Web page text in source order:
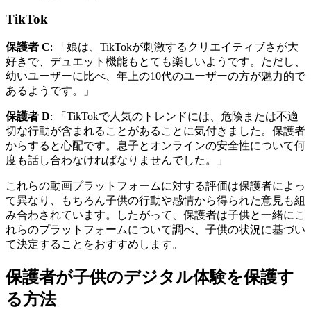
TikTok
保護者 C: 「娘は、TikTokが刺激するクリエイティブさが大
好きで、デュエット機能もとても楽しいようです。ただし、
幼いユーザーに比べ、年上の10代のユーザーの方が魅力的で
あるようです。」
保護者 D: 「TikTokで人気のトレンドには、危険または不適
切な行動が含まれることがあることに気付きました。保護者
からすると心配です。息子とオンラインの安全性について何
度も話し合わなければなりませんでした。」
これらの動画プラットフォームに対する評価は保護者によっ
て異なり、もちろん子供の行動や感情から得られた意見も組
み合わされています。したがって、保護者は子供と一緒にこ
れらのプラットフォームについて調べ、子供の状況に基づい
て決定することをおすすめします。
保護者が子供のデジタル体験を保護す
る方法